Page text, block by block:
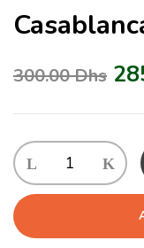
300.00Dhs